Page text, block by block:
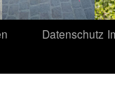
Datenschutz